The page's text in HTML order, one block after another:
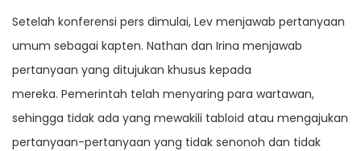
Setelah konferensi pers dimulai, Lev menjawab pertanyaan
umum sebagai kapten. Nathan dan Irina menjawab
pertanyaan yang ditujukan khusus kepada
mereka. Pemerintah telah menyaring para wartawan,
sehingga tidak ada yang mewakili tabloid atau mengajukan
pertanyaan-pertanyaan yang tidak senonoh dan tidak